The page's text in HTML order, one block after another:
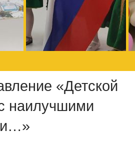
«Детской
наилучшими